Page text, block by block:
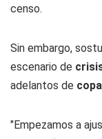
censo.
Sin embargo,
escenario de
adelantos de
"Empezamos a